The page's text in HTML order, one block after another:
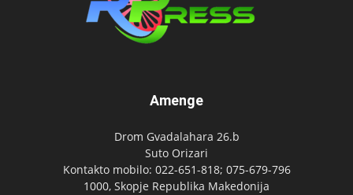
Amenge
Drom Gvadalahara 26.b
Suto Orizari
Kontakto mobilo: 022-651-818; 075-679-796
1000, Skopje Republika Makedonija